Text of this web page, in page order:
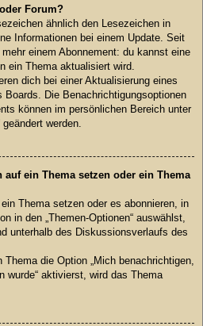
Forum?
ähnlich den Lesezeichen in
Informationen bei einem Update. Seit
einem Abonnement: du kannst eine
ein Thema aktualisiert wird.
dich bei einer Aktualisierung eines
Die Benachrichtigungsoptionen
können im persönlichen Bereich unter
werden.
ein Thema setzen oder ein Thema
Thema setzen oder es abonnieren, in
in den „Themen-Optionen“ auswählst,
unterhalb des Diskussionsverlaufs des
die Option „Mich benachrichtigen,
wurde“ aktivierst, wird das Thema